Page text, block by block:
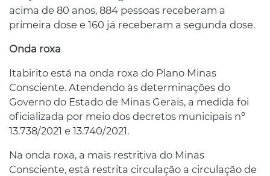
acima de 80 anos, 884 pessoas receberam a
primeira dose e 160 já receberam a segunda dose.
Onda roxa
Itabirito está na onda roxa do Plano Minas
Consciente. Atendendo às determinações do
Governo do Estado de Minas Gerais, a medida foi
oficializada por meio dos decretos municipais nº
13.738/2021 e 13.740/2021.
Na onda roxa, a mais restritiva do Minas
Consciente, está restrita circulação a circulação de